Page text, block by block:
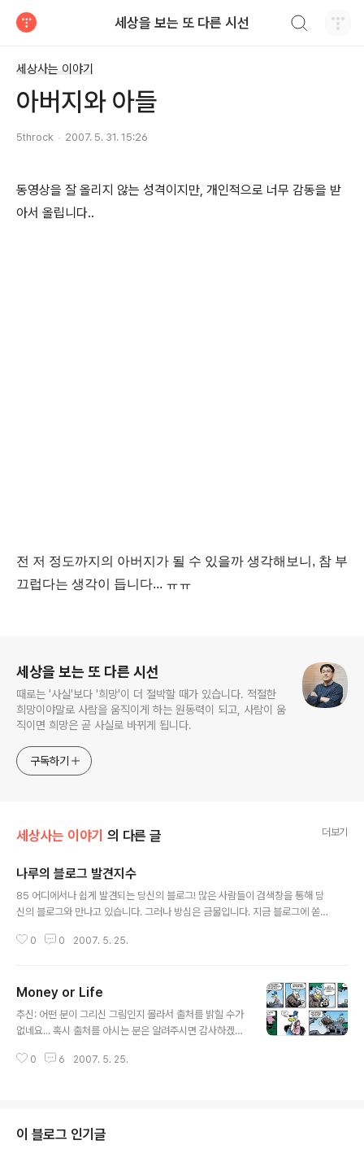
세상을 보는 또 다른 시선
세상사는 이야기
아버지와 아들
5throck 2007. 5. 31. 15:26
동영상을 잘 올리지 않는 성격이지만, 개인적으로 너무 감동을 받
아서 올립니다..
전 저 정도까지의 아버지가 될 수 있을까 생각해보니, 참 부
끄럽다는 생각이 듭니다... ㅠㅠ
세상을 보는 또 다른 시선
때로는 '사실'보다 '희망'이 더 절박할 때가 있습니다. 적절한
희망이야말로 사람을 움직이게 하는 원동력이 되고, 사람이 움
직이면 희망은 곧 사실로 바뀌게 됩니다.
구독하기
세상사는 이야기 의 다른 글 더보기
나루의 블로그 발견지수
85 어디에서나 쉽게 발견되는 당신의 블로그! 많은 사람들이 검색창을 통해 당
신의 블로그와 만나고 있습니다. 그러나 방심은 금물입니다. 지금 블로그에 쏟
발견지수를 해봤는데 재미있네요... ^^ 시간나실 때 한번씩 해보십시오...
0 0 2007. 5. 25.
Money or Life
추신: 어떤 분이 그리신 그림인지 몰라서 출처를 밝힐 수가
없네요... 혹시 출처를 아시는 분은 알려주시면 감사하겠습
0 6 2007. 5. 25.
이 블로그 인기글